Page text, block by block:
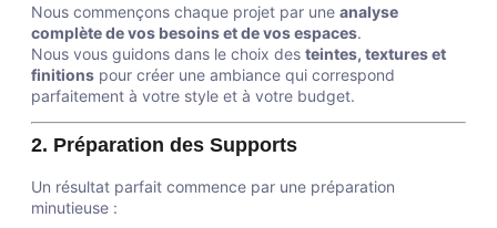
Nous commençons chaque projet par une analyse
complète de vos besoins et de vos espaces.
Nous vous guidons dans le choix des teintes, textures et
finitions pour créer une ambiance qui correspond
parfaitement à votre style et à votre budget.
2. Préparation des Supports
Un résultat parfait commence par une préparation
minutieuse :